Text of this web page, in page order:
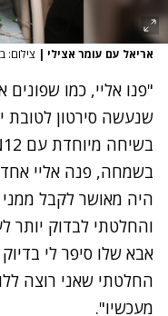
אריאל עם עומר אצילי |
"פנו אליי, כמו
שנעשה סירטון לטובת
בשמחה, פנה אליי
היה מאושר לקבל ממני
והחלטתי לבדוק יותר
אבא שלו סיפר לי
החלטתי שאני רוצה
מעכשיו".